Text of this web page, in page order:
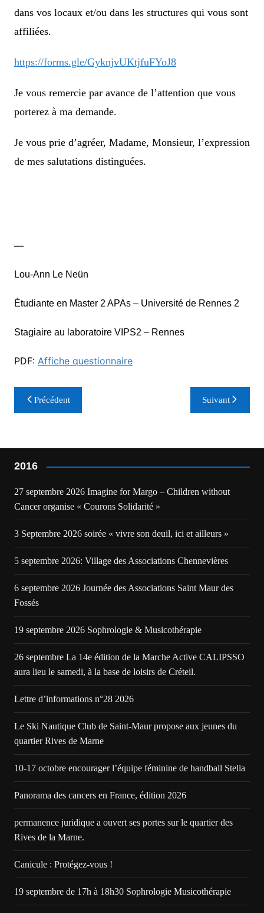
dans vos locaux et/ou dans les structures qui vous sont
affiliées.
https://forms.gle/GyknjvUKtjfuFYoJ8
Je vous remercie par avance de l’attention que vous
porterez à ma demande.
Je vous prie d’agréer, Madame, Monsieur, l’expression
de mes salutations distinguées.
—
Lou-Ann Le Neün
Étudiante en Master 2 APAs – Université de Rennes 2
Stagiaire au laboratoire VIPS2 – Rennes
PDF: Affiche questionnaire
Navigation
de
Précédent Suivant
2016
27 septembre 2026 Imagine for Margo – Children without
Cancer organise « Courons Solidarité »
3 Septembre 2026 soirée « vivre son deuil, ici et ailleurs »
5 septembre 2026: Village des Associations Chennevières
6 septembre 2026 Journée des Associations Saint Maur des
Fossés
19 septembre 2026 Sophrologie & Musicothérapie
26 septembre La 14e édition de la Marche Active CALIPSSO
aura lieu le samedi, à la base de loisirs de Créteil.
Lettre d’informations n°28 2026
Le Ski Nautique Club de Saint-Maur propose aux jeunes du
quartier Rives de Marne
10-17 octobre encourager l’équipe féminine de handball Stella
Panorama des cancers en France, édition 2026
permanence juridique a ouvert ses portes sur le quartier des
Rives de la Marne.
Canicule : Protégez-vous !
19 septembre de 17h à 18h30 Sophrologie Musicothérapie